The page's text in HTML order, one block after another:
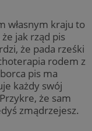
własnym kraju to
jak rząd pis
że pada rześki
rodem z
pis ma
każdy swój
że sam
zmądrzejesz.